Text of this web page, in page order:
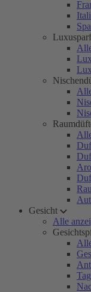
Gesicht
Alle